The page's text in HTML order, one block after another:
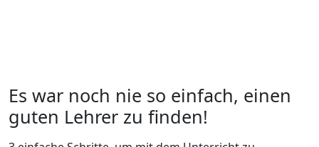
Es war noch nie so einfach, einen
guten Lehrer zu finden!